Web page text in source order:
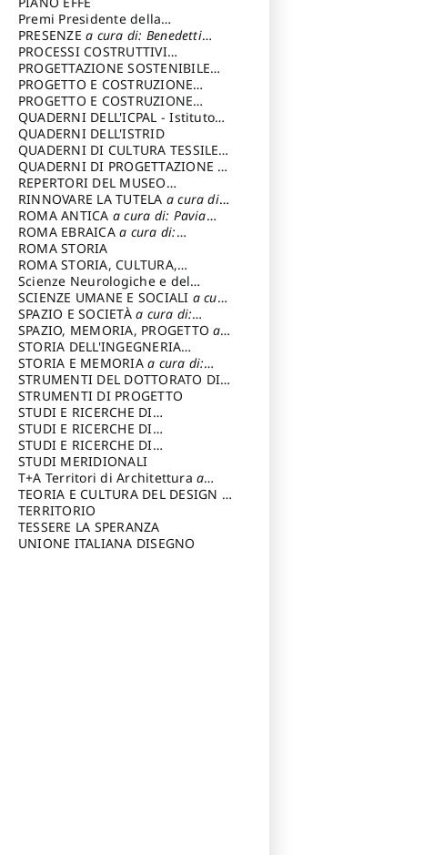
Premi Presidente della
Repubblica
PRESENZEa cura di: Benedetti
Sandro
PROCESSI COSTRUTTIVI
DELL'ARCHITETTURAa cura di:
Ippoliti Alessandro
PROGETTAZIONE SOSTENIBILE
PARTECIPATA
PROGETTO E COSTRUZIONE
DELL’ARCHITETTURA
PROGETTO E COSTRUZIONE
SOSTENIBILE
QUADERNI DELL'ICPAL - Istituto
centrale per il restauro e la
conservazione del patrimonio
archivistico e librario
QUADERNI DELL'ISTRID
QUADERNI DI CULTURA TESSILEa
cura di: Crispolti Livia
QUADERNI DI PROGETTAZIONE a
cura di: Giura Longo Tommaso
REPERTORI DEL MUSEO
CENTRALE DEL RISORGIMENTOa
cura di: Pizzo Marco
RINNOVARE LA TUTELA a cura di:
Cicalò Enrico
ROMA ANTICA a cura di: Pavia
Carlo
ROMA EBRAICAa cura di:
Procaccia Claudio
ROMA STORIA
ROMA STORIA, CULTURA,
IMMAGINEa cura di: Fagiolo
Marcello
Scienze Neurologiche e del
Comportamento
SCIENZE UMANE E SOCIALI a cura
di: Iannizzi Salvatore
SPAZIO E SOCIETÀa cura di:
Cassetti Roberto
SPAZIO, MEMORIA, PROGETTOa
cura di: Rossi Massimo
STORIA DELL'INGEGNERIA
STRUTTURALE IN ITALIAa cura di:
Poretti Sergio
STORIA E MEMORIAa cura di:
Rossi Lauro
STRUMENTI DEL DOTTORATO DI
RICERCA IN RILIEVO E
RAPPRESENTAZIONE
DELL’ARCHITETTURA E
DELL’AMBIENTEa cura di: Migliari
Riccardo
STRUMENTI DI PROGETTO
STUDI E RICERCHE DI
ARCHEOLOGIA IN SICILIA
di: Pelagatti Paola
STUDI E RICERCHE DI
ARCHITETTURA del Dipartimento
di Architettura Università degli
Studi G. d' Annunzio
STUDI E RICERCHE DI
ARCHITETTURA del Dipartimento
di Architettura Università degli
Studi G. d' Annunzio, Chieti-
Pescaraa cura di: Fusero Paolo
STUDI MERIDIONALI
T+A Territori di Architetturaa
cura di: Ramazzotti Luigi
TEORIA E CULTURA DEL DESIGN a
cura di: Furlanis Giuseppe
TERRITORIO
TESSERE LA SPERANZA
UNIONE ITALIANA DISEGNO